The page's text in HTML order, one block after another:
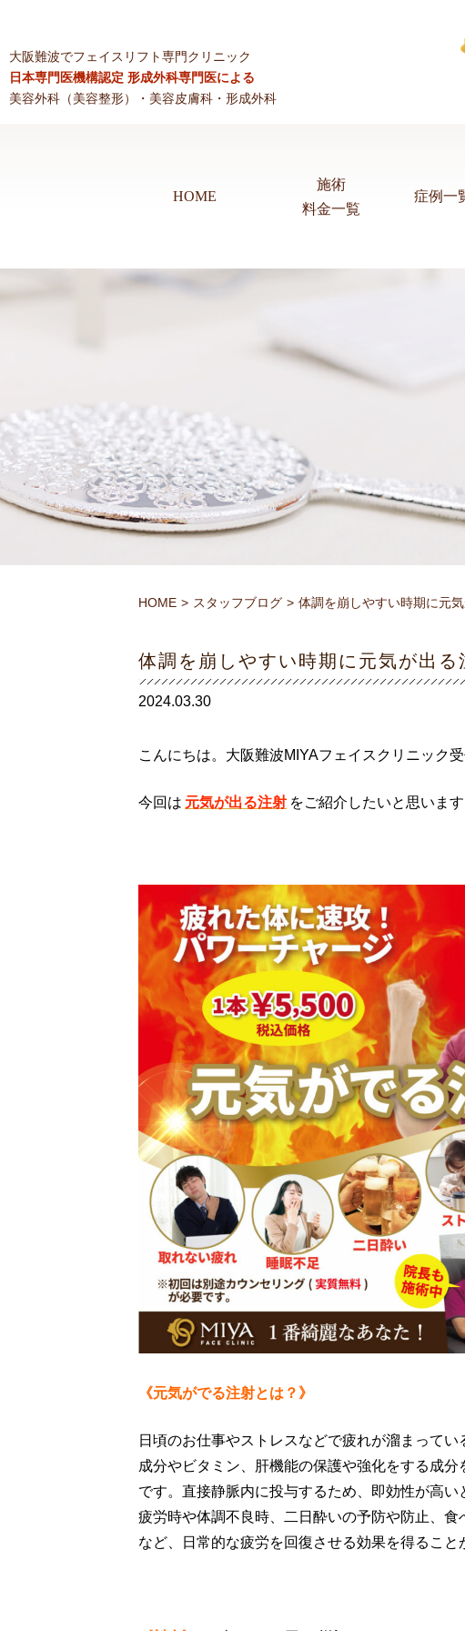
大阪難波でフェイスリフト専門クリニック
日本専門医機構認定 形成外科専門医による
美容外科（美容整形）・美容皮膚科・形成外科
HOME
施術
料金一覧
症例一
HOME スタッフブログ 体調を崩しやすい時期に元
体調を崩しやすい時期に元気が出る
2024.03.30
こんにちは。大阪難波MIYAフェイスクリニック受
今回は 元気が出る注射 をご紹介したいと思います
《元気がでる注射とは？》
日頃のお仕事やストレスなどで疲れが溜まって
成分やビタミン、肝機能の保護や強化をする成
です。直接静脈内に投与するため、即効性が高い
疲労時や体調不良時、二日酔いの予防や防止、
など、日常的な疲労を回復させる効果を得ること